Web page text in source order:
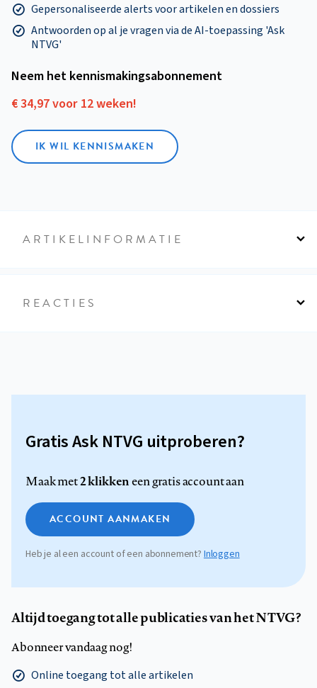
Gepersonaliseerde alerts voor artikelen en dossiers
Antwoorden op al je vragen via de AI-toepassing 'Ask
NTVG'
Neem het kennismakings­abonnement
€ 34,97 voor 12 weken!
IK WIL KENNISMAKEN
ARTIKELINFORMATIE
REACTIES
Gratis Ask NTVG uitproberen?
Maak met2 klikkeneen gratis account aan
ACCOUNT AANMAKEN
Heb je al een account of een abonnement?Inloggen
Altijd toegang tot alle publicaties van het NTVG?
Abonneer vandaag nog!
Online toegang tot alle artikelen